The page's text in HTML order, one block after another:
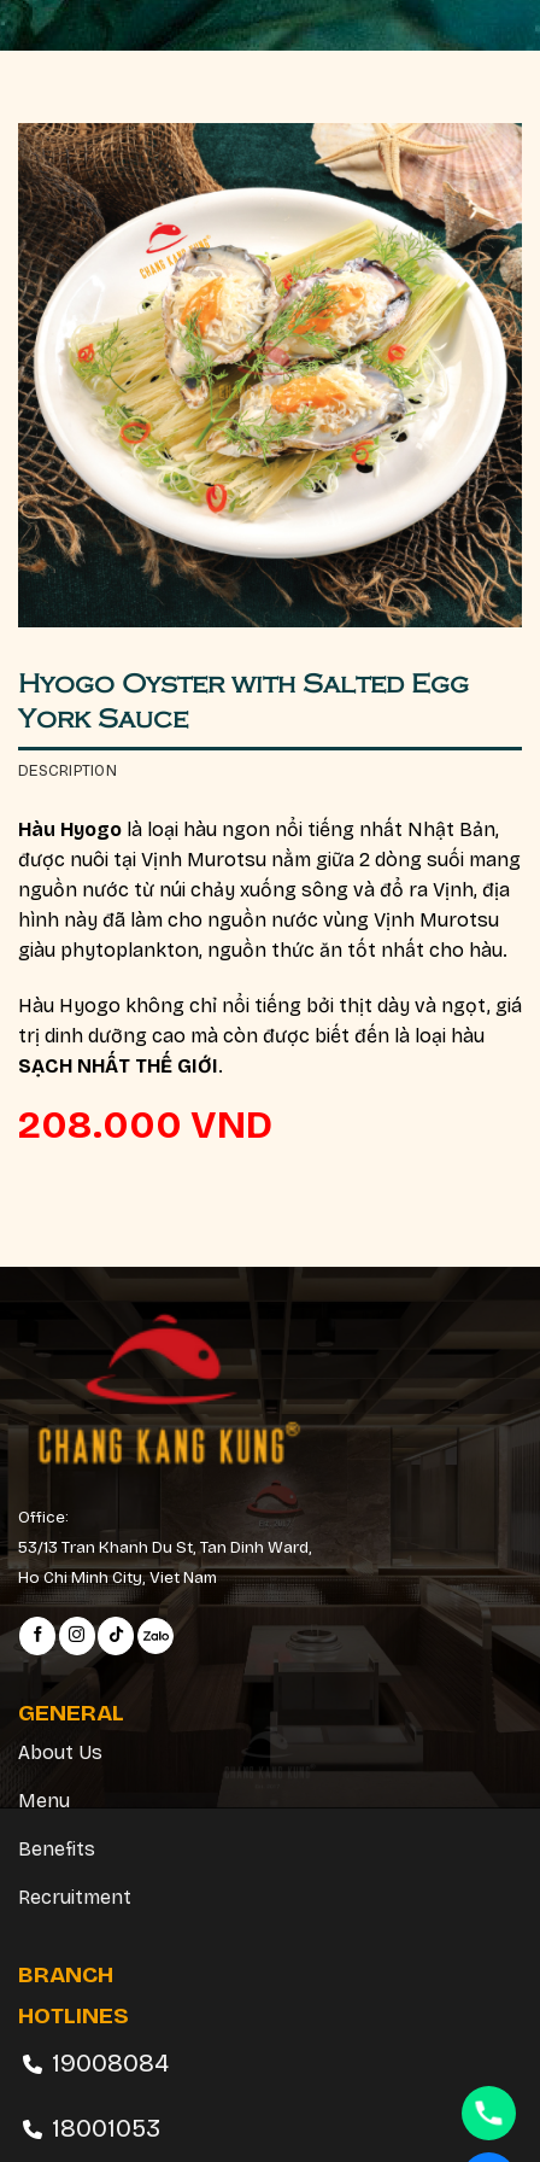
Hyogo Oyster with Salted Egg
York Sauce
DESCRIPTION
Hàu Hyogo là loại hàu ngon nổi tiếng nhất Nhật Bản,
được nuôi tại Vịnh Murotsu nằm giữa 2 dòng suối mang
nguồn nước từ núi chảy xuống sông và đổ ra Vịnh, địa
hình này đã làm cho nguồn nước vùng Vịnh Murotsu
giàu phytoplankton, nguồn thức ăn tốt nhất cho hàu.
Hàu Hyogo không chỉ nổi tiếng bởi thịt dày và ngọt, giá
trị dinh dưỡng cao mà còn được biết đến là loại hàu
SẠCH NHẤT THẾ GIỚI.
208.000 VND
Office:
53/13 Tran Khanh Du St, Tan Dinh Ward,
Ho Chi Minh City, Viet Nam
GENERAL
About Us
Menu
Benefits
Recruitment
BRANCH
HOTLINES
19008084
18001053